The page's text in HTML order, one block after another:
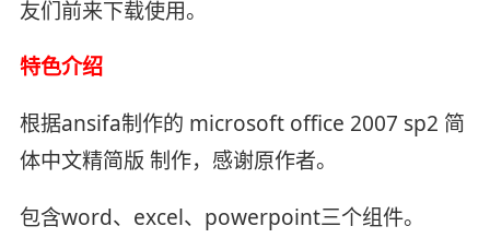
友们前来下载使用。
特色介绍
根据ansifa制作的 microsoft office 2007 sp2 简
体中文精简版 制作，感谢原作者。
包含word、excel、powerpoint三个组件。